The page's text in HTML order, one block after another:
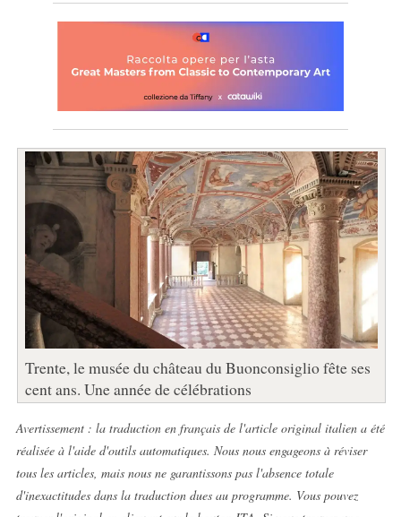
Trente, le musée du château du Buonconsiglio fête ses
cent ans. Une année de célébrations
Avertissement : la traduction en français de l'article original italien a été
réalisée à l'aide d'outils automatiques. Nous nous engageons à réviser
tous les articles, mais nous ne garantissons pas l'absence totale
d'inexactitudes dans la traduction dues au programme. Vous pouvez